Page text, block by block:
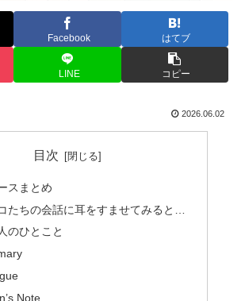
Facebook はてブ
LINE コピー
2026.06.02
目次
スまとめ
たちの会話に耳をすませてみると…
のひとこと
Note